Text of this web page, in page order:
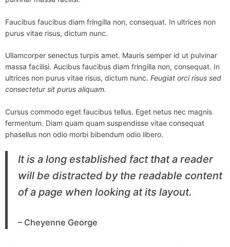
Faucibus faucibus diam fringilla non, consequat. In ultrices non
purus vitae risus, dictum nunc.
Ullamcorper senectus turpis amet. Mauris semper id ut pulvinar
massa facilisi. Aucibus faucibus diam fringilla non, consequat. In
ultrices non purus vitae risus, dictum nunc. Feugiat orci risus sed
consectetur sit purus aliquam.
Cursus commodo eget faucibus tellus. Eget netus nec magnis
fermentum. Diam quam quam suspendisse vitae consequat
phasellus non odio morbi bibendum odio libero.
It is a long established fact that a reader
will be distracted by the readable content
of a page when looking at its layout.
– Cheyenne George